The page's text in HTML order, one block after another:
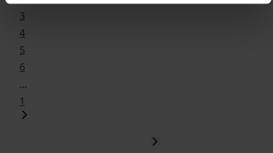
3
4
5
6
...
1